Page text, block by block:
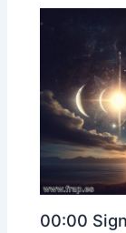
00:00